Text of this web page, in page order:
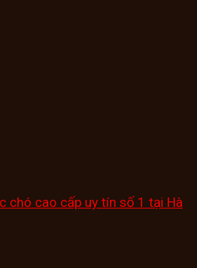
cao cấp uy tín số 1 tại Hà